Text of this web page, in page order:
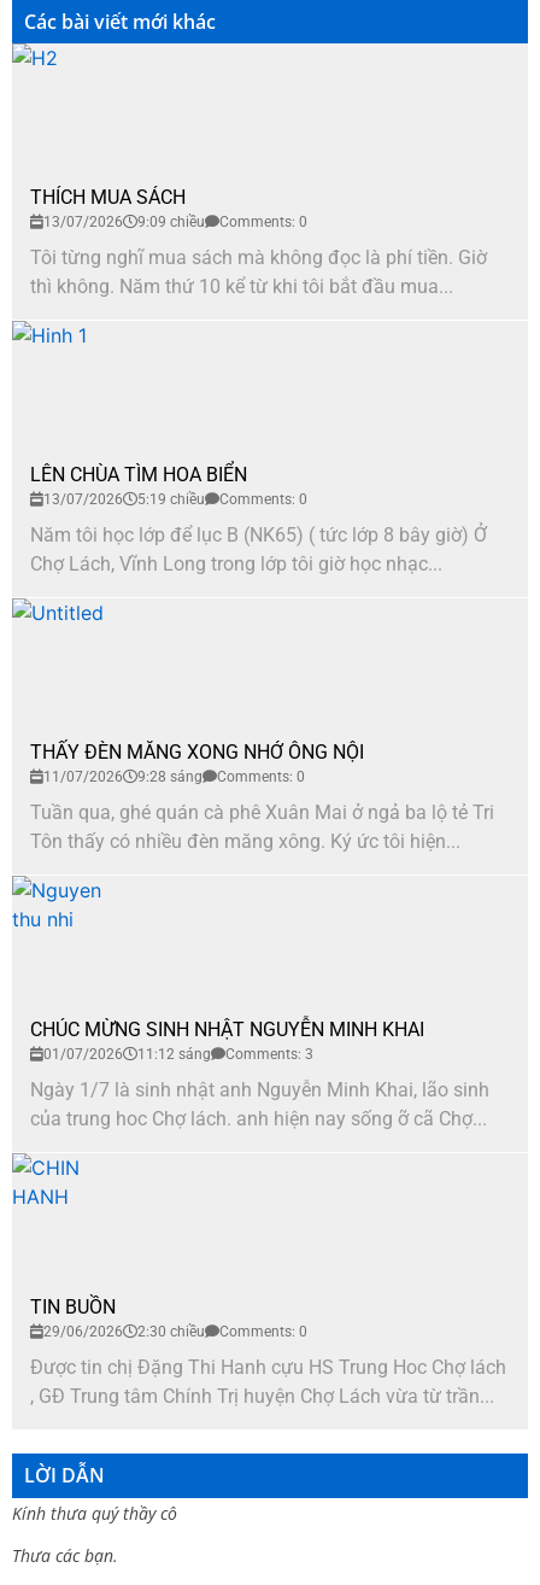
Các bài viết mới khác
THÍCH MUA SÁCH
13/07/2026 9:09 chiều Comments: 0
Tôi từng nghĩ mua sách mà không đọc là phí tiền. Giờ
thì không. Năm thứ 10 kể từ khi tôi bắt đầu mua...
LÊN CHÙA TÌM HOA BIỂN
13/07/2026 5:19 chiều Comments: 0
Năm tôi học lớp để lục B (NK65) ( tức lớp 8 bây giờ) Ở
Chợ Lách, Vĩnh Long trong lớp tôi giờ học nhạc...
THẤY ĐÈN MĂNG XONG NHỚ ÔNG NỘI
11/07/2026 9:28 sáng Comments: 0
Tuần qua, ghé quán cà phê Xuân Mai ở ngả ba lộ tẻ Tri
Tôn thấy có nhiều đèn măng xông. Ký ức tôi hiện...
CHÚC MỪNG SINH NHẬT NGUYỄN MINH KHAI
01/07/2026 11:12 sáng Comments: 3
Ngày 1/7 là sinh nhật anh Nguyễn Minh Khai, lão sinh
của trung hoc Chợ lách. anh hiện nay sống ỡ cã Chợ...
TIN BUỒN
29/06/2026 2:30 chiều Comments: 0
Được tin chị Đặng Thi Hanh cựu HS Trung Hoc Chợ lách
, GĐ Trung tâm Chính Trị huyện Chợ Lách vừa từ trần...
LỜI DẪN
Kính thưa quý thầy cô
Thưa các bạn.